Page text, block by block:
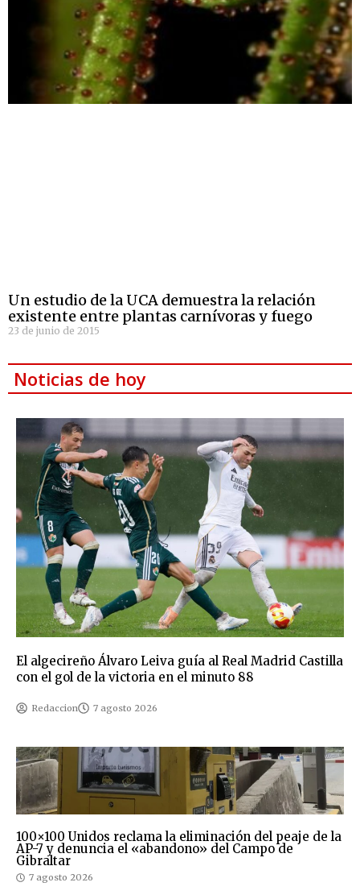
Un estudio de la UCA demuestra la relación
existente entre plantas carnívoras y fuego
23 de junio de 2015
Noticias de hoy
El algecireño Álvaro Leiva guía al Real Madrid Castilla
con el gol de la victoria en el minuto 88
Redaccion 7 agosto 2026
100×100 Unidos reclama la eliminación del peaje de la
AP-7 y denuncia el «abandono» del Campo de
Gibraltar
7 agosto 2026